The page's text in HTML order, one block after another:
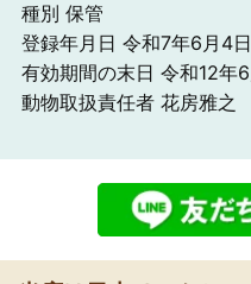
種別 保管
登録年月日 令和7年6月4日
有効期間の末日 令和12年
動物取扱責任者 花房雅之